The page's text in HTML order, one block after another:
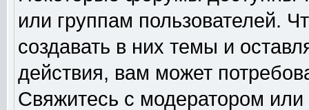
или группам пользователей.
создавать в них темы и
действия, вам может
Свяжитесь с модератором